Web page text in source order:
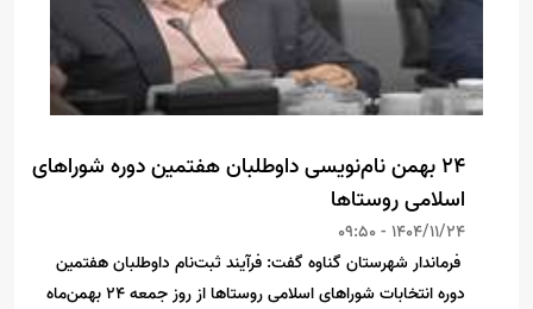
۲۴ بهمن نام‌نویسی داوطلبان هفتمین دوره شوراهای
اسلامی روستاها
1404/11/24 - 09:50
️ فرماندار شهرستان گناوه گفت: فرآیند ثبت‌نام داوطلبان هفتمین
دوره انتخابات شوراهای اسلامی روستاها از روز جمعه ۲۴ بهمن‌ماه